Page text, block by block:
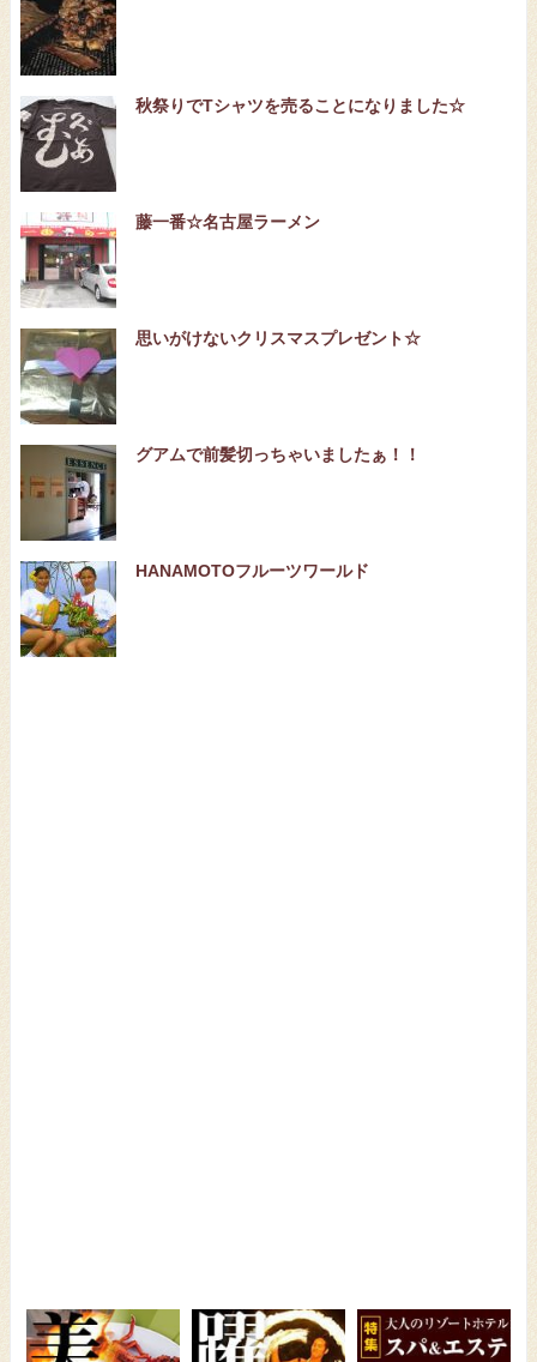
秋祭りでTシャツを売ることになりました☆
藤一番☆名古屋ラーメン
思いがけないクリスマスプレゼント☆
グアムで前髪切っちゃいましたぁ！！
HANAMOTOフルーツワールド